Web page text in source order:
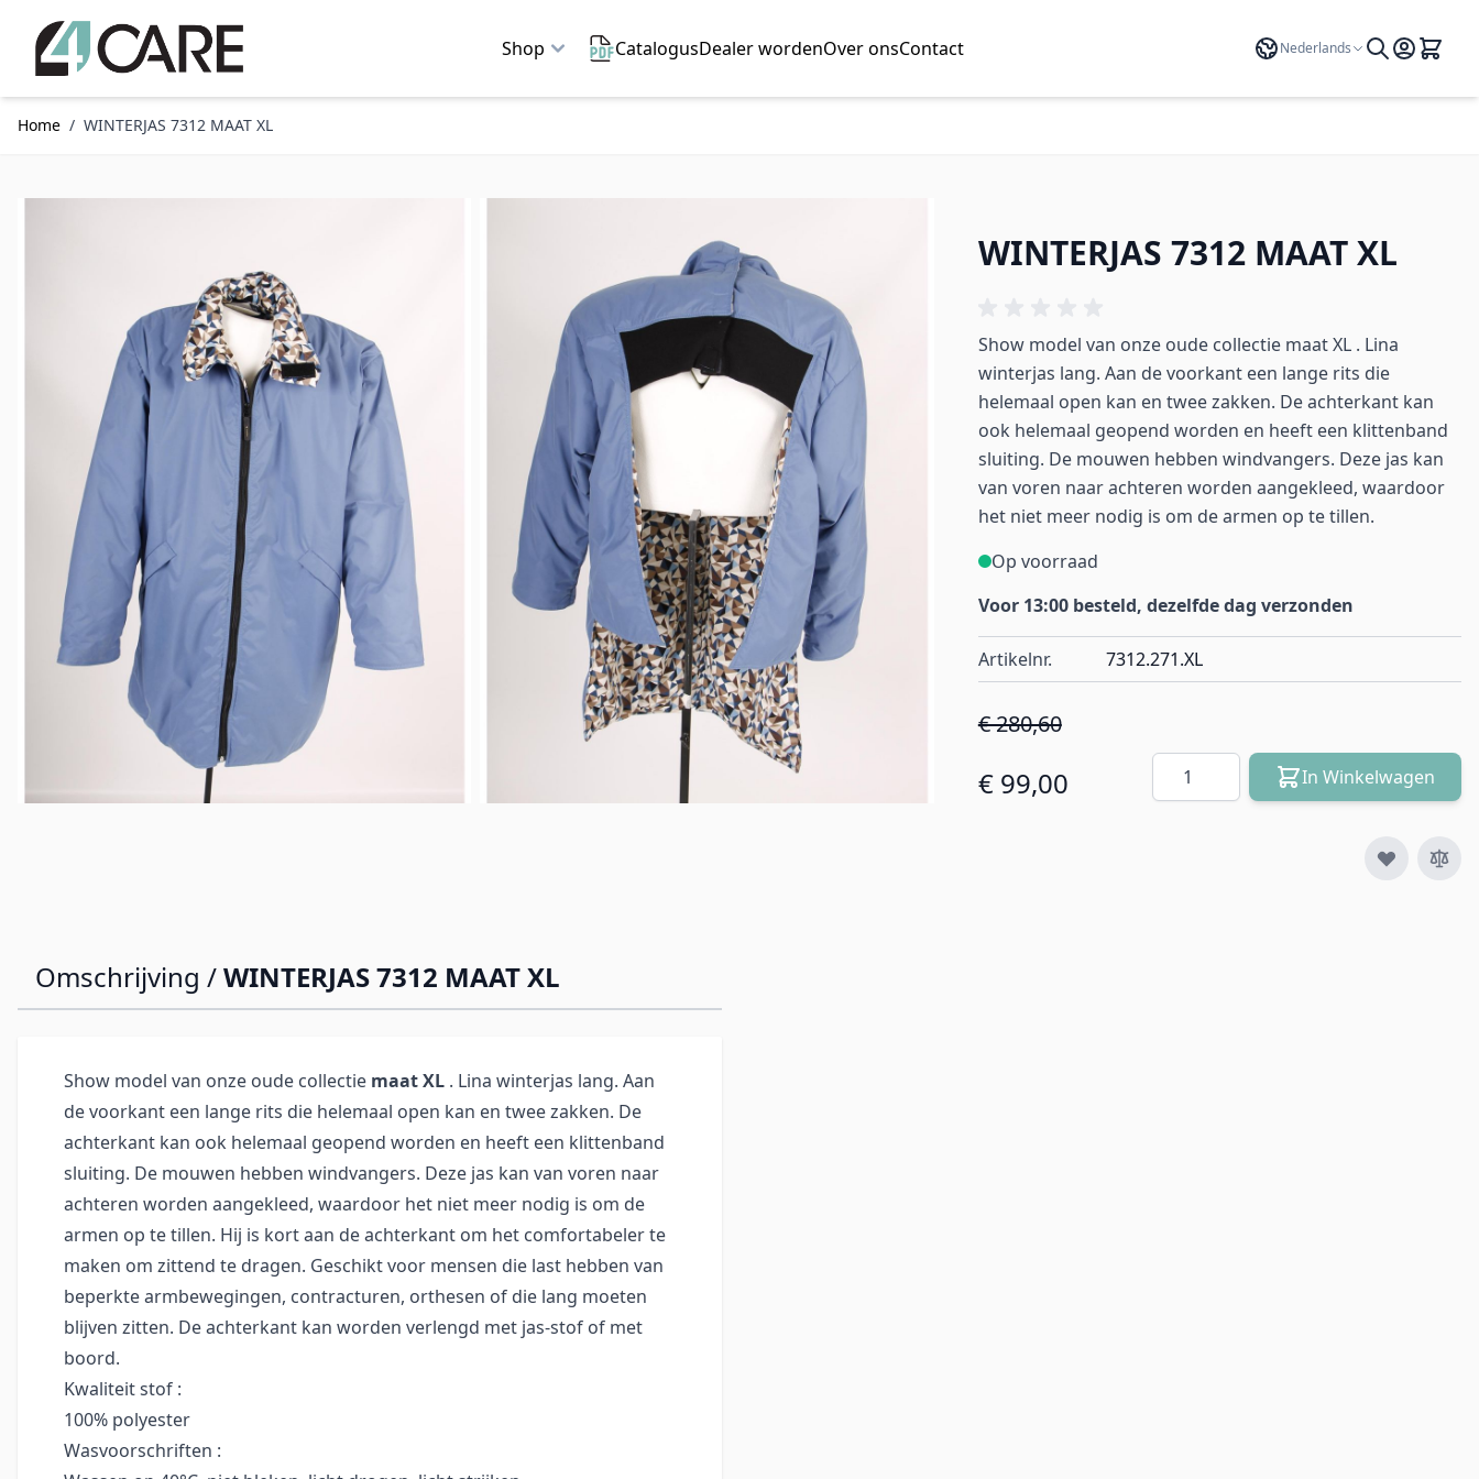
Shop
CatalogusDealer wordenOver onsContact TaalNederlands
Home / WINTERJAS 7312 MAAT XL
WINTERJAS 7312 MAAT XL
Show model van onze oude collectie maat XL . Lina
winterjas lang. Aan de voorkant een lange rits die
helemaal open kan en twee zakken. De achterkant kan
ook helemaal geopend worden en heeft een klittenband
sluiting. De mouwen hebben windvangers. Deze jas kan
van voren naar achteren worden aangekleed, waardoor
het niet meer nodig is om de armen op te tillen.
Op voorraad
Voor 13:00 besteld, dezelfde dag verzonden
Artikelnr. 7312.271.XL
€ 280,60
€ 99,00 Aantal In Winkelwagen
Omschrijving /WINTERJAS 7312 MAAT XL
Show model van onze oude collectie maat XL . Lina winterjas lang. Aan
de voorkant een lange rits die helemaal open kan en twee zakken. De
achterkant kan ook helemaal geopend worden en heeft een klittenband
sluiting. De mouwen hebben windvangers. Deze jas kan van voren naar
achteren worden aangekleed, waardoor het niet meer nodig is om de
armen op te tillen. Hij is kort aan de achterkant om het comfortabeler te
maken om zittend te dragen. Geschikt voor mensen die last hebben van
beperkte armbewegingen, contracturen, orthesen of die lang moeten
blijven zitten. De achterkant kan worden verlengd met jas-stof of met
boord.
Kwaliteit stof :
100% polyester
Wasvoorschriften :